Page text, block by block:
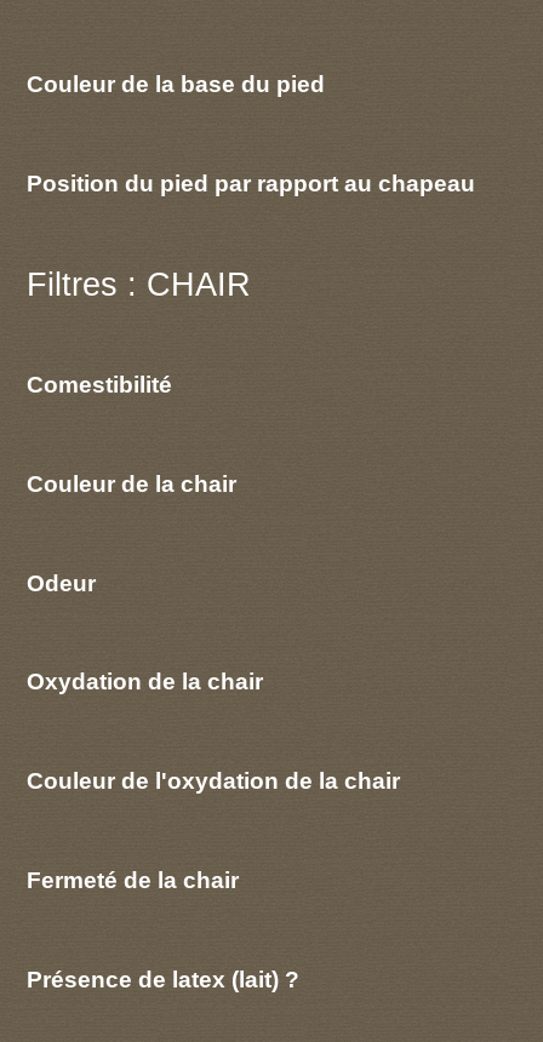
Couleur de la base du pied
Position du pied par rapport au chapeau
Filtres : CHAIR
Comestibilité
Couleur de la chair
Odeur
Oxydation de la chair
Couleur de l'oxydation de la chair
Fermeté de la chair
Présence de latex (lait) ?